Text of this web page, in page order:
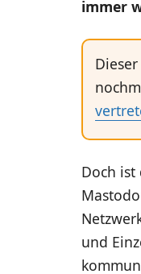
immer
Doch ist
und